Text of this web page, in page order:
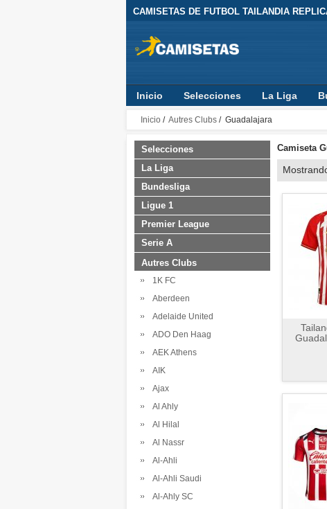
CAMISETAS DE FUTBOL TAILANDIA
Inicio Selecciones La Liga
Inicio / Autres Clubs / Guadalajara
Selecciones
La Liga
Bundesliga
Ligue 1
Premier League
Serie A
Autres Clubs
1K FC
Aberdeen
Adelaide United
ADO Den Haag
AEK Athens
AIK
Ajax
Al Ahly
Al Hilal
Al Nassr
Al-Ahli
Al-Ahli Saudi
Al-Ahly SC
Camiseta